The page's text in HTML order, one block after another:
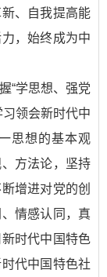
、自我提高能
，始终成为中
“学思想、强党
领会新时代中
思想的基本观
方法论，坚持
增进对党的创
情感认同，真
时代中国特色
代中国特色社